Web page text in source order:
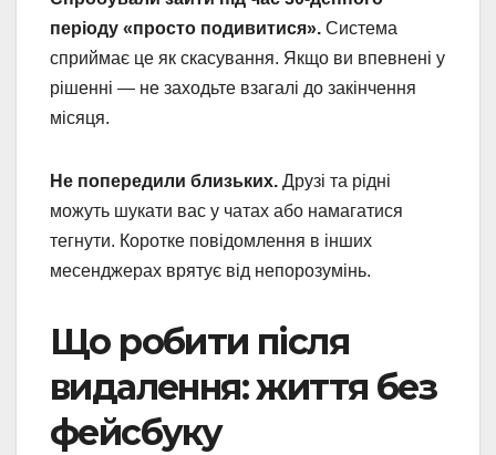
періоду «просто подивитися». Система
сприймає це як скасування. Якщо ви впевнені у
рішенні — не заходьте взагалі до закінчення
місяця.
Не попередили близьких. Друзі та рідні
можуть шукати вас у чатах або намагатися
тегнути. Коротке повідомлення в інших
месенджерах врятує від непорозумінь.
Що робити після
видалення: життя без
фейсбуку